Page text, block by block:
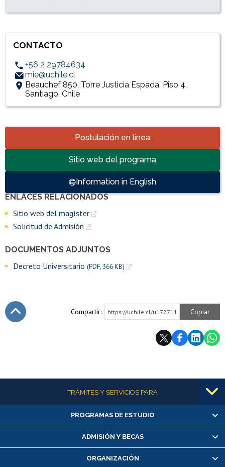
Accesos directosPostulación en línea
Sitio web del programa
Information in English
Enlaces y documentos de interés
ENLACES RELACIONADOS
Sitio web del magíster
Solicitud de Admisión
DOCUMENTOS ADJUNTOS
Decreto Universitario (PDF, 366 KB)
CONTACTO
+56 2 29784634
mie@uchile.cl
Beauchef 850, Torre Justicia Espada, Piso 4,
Santiago, Chile
Compartir: https://uchile.cl/u172711 Copiar
Más informaciónTRÁMITES Y SERVICIOS PARA
Alumnas/os y exalumnas/os
Matrícula en línea
Inscripción y cambio de asignaturas
Consulta y certificado de notas
PROGRAMAS DE ESTUDIO
ADMISIÓN Y BECAS
ORGANIZACIÓN